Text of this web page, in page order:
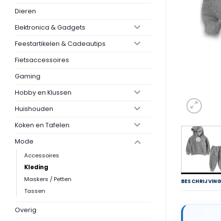
Dieren
Elektronica & Gadgets
Feestartikelen & Cadeautips
Fietsaccessoires
Gaming
Hobby en Klussen
Huishouden
Koken en Tafelen
Mode
Accessoires
Kleding
Maskers / Petten
Tassen
Overig